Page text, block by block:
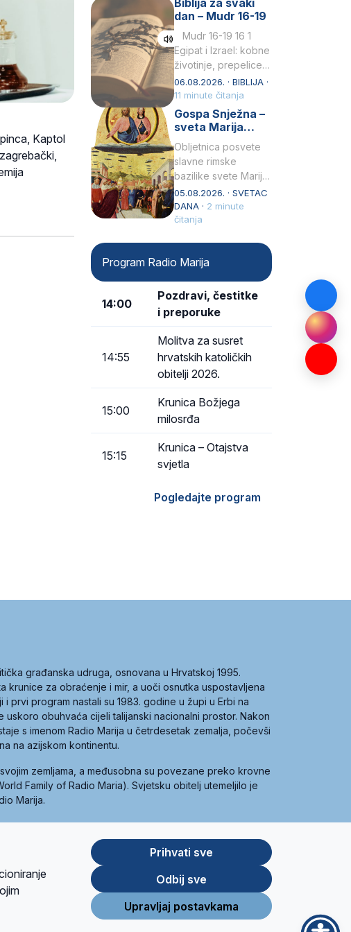
Kaptol
Petar u svojoj
drugoj…
Biblija za svaki
dan – Mudr 16-19
Mudr 16-19 16 1
Egipat i Izrael: kobne
životinje, prepelice
Zato bijahu
primjereno kažnjeni
sličnim životinjamai
mučeni mnoštvom
06.08.2026. · BIBLIJA ·
11 minute čitanja
Gospa Snježna –
sveta Marija
Velika, zaštitnica
rimske bazilike
Obljetnica posvete
slavne rimske
bazilike svete Marije
Velike (Santa Maria
Maggiore) u narodu
se slavi kao Gospa
05.08.2026. · SVETAC
DANA · 2 minute
čitanja
Program Radio Marija
14:00
Pozdravi, čestitke
i preporuke
14:55
Molitva za susret
hrvatskih katoličkih
obitelji 2026.
15:00
Krunica Božjega
milosrđa
15:15
Krunica – Otajstva
svjetla
Pogledajte program
građanska udruga, osnovana u Hrvatskoj 1995.
krunice za obraćenje i mir, a uoči osnutka uspostavljena
prvi program nastali su 1983. godine u župi u Erbi na
uskoro obuhvaća cijeli talijanski nacionalni prostor. Nakon
s imenom Radio Marija u četrdesetak zemalja, počevši
na azijskom kontinentu.
zemljama, a međusobna su povezane preko krovne
Family of Radio Maria). Svjetsku obitelj utemeljilo je
Marija.
Store
Prihvati sve
Odbij sve
Upravljaj postavkama